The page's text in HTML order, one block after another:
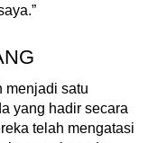
menjadi satu
yang hadir secara
telah mengatasi